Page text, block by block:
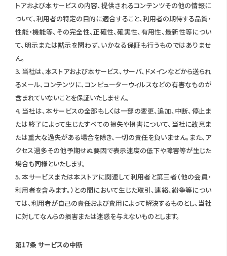
トアおよび本サービスの内容、提供されるコンテンツその他の情報に
ついて、利用者の特定の目的に適合すること、利用者の期待する品質・
性能・機能等、その完全性、正確性、確実性、有用性、最新性等につい
て、明示または黙示を問わず、いかなる保証も行うものではありませ
ん。
3. 当社は、本ストアおよび本サービス、サーバ、ドメインなどから送られ
るメール、コンテンツに、コンピューターウィルスなどの有害なものが
含まれていないことを保証いたしません。
4. 当社は、本サービスの全部もしくは一部の変更、追加、中断、停止ま
たは終了によって生じたすべての損失や損害について、当社に故意ま
たは重大な過失がある場合を除き、一切の責任を負いません。また、ア
クセス過多その他予期せぬ要因で表示速度の低下や障害等が生じた
場合も同様といたします。
5. 本サービスまたは本ストアに関連して利用者と第三者（他の会員・
利用者を含みます。）との間において生じた取引、連絡、紛争等につい
ては、利用者が自己の責任および費用によって解決するものとし、当社
に対してなんらの損害または迷惑を与えないものとします。
第17条 サービスの中断